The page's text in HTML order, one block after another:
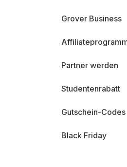
Grover Business
Partner werden
Studentenrabatt
Gutschein-Codes
Black Friday